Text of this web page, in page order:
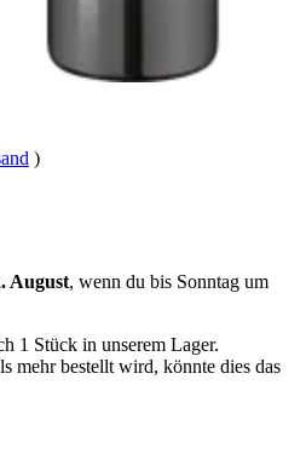
)
August, wenn du bis Sonntag um
1 Stück in unserem Lager.
mehr bestellt wird, könnte dies das